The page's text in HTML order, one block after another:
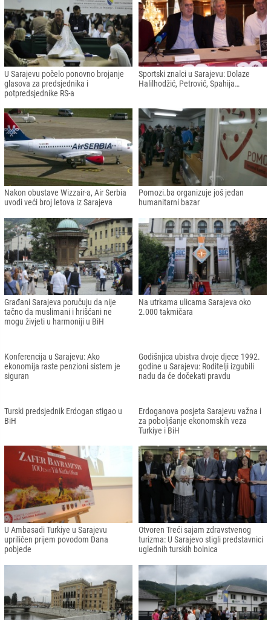
U Sarajevu počelo ponovno brojanje
glasova za predsjednika i
potpredsjednike RS-a
Sportski znalci u Sarajevu: Dolaze
Halilhodžić, Petrović, Spahija…
Nakon obustave Wizzair-a, Air Serbia
uvodi veći broj letova iz Sarajeva
Pomozi.ba organizuje još jedan
humanitarni bazar
Građani Sarajeva poručuju da nije
tačno da muslimani i hrišćani ne
mogu živjeti u harmoniji u BiH
Na utrkama ulicama Sarajeva oko
2.000 takmičara
Konferencija u Sarajevu: Ako
Godišnjica ubistva dvoje djece 1992.
godine u Sarajevu: Roditelji izgubili
Turski predsjednik Erdogan stigao u
BiH
Erdoganova posjeta Sarajevu važna i
za poboljšanje ekonomskih veza